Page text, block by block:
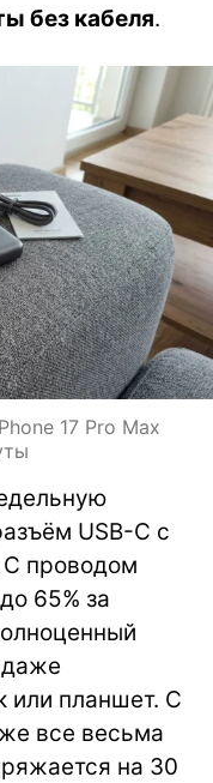
без кабеля.
17 Pro Max
USB-C с
С проводом
65% за
или планшет. С
все весьма
на 30